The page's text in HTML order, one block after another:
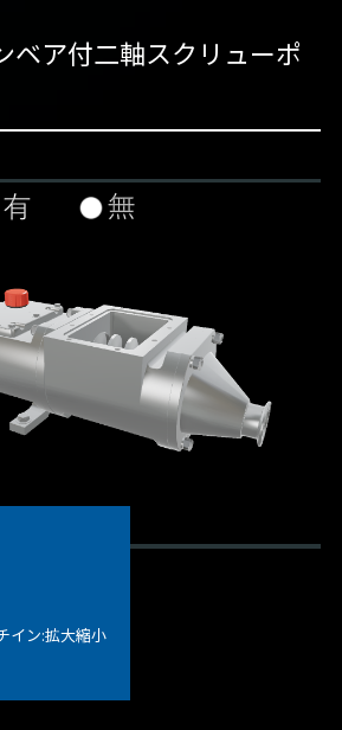
ベア付二軸スクリューポ
イン:拡大縮小